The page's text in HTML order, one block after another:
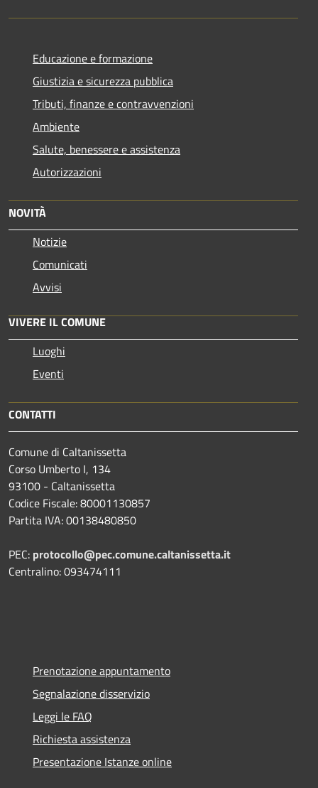
Educazione e formazione
Giustizia e sicurezza pubblica
Tributi, finanze e contravvenzioni
Ambiente
Salute, benessere e assistenza
Autorizzazioni
NOVITÀ
Notizie
Comunicati
Avvisi
VIVERE IL COMUNE
Luoghi
Eventi
CONTATTI
Comune di Caltanissetta
Corso Umberto I, 134
93100 - Caltanissetta
Codice Fiscale: 80001130857
Partita IVA: 00138480850
PEC: protocollo@pec.comune.caltanissetta.it
Centralino: 093474111
Prenotazione appuntamento
Segnalazione disservizio
Leggi le FAQ
Richiesta assistenza
Presentazione Istanze online